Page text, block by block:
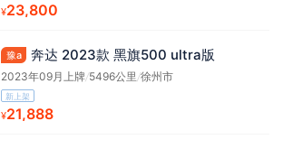
¥23,800
豫a 奔达 2023款 黑旗500 ultra版
2023年09月上牌/5496公里/徐州市
新上架
¥21,888